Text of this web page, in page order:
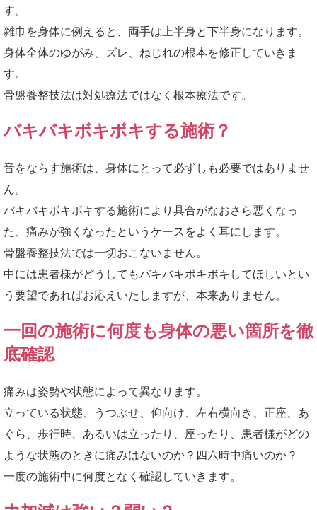
す。
雑巾を身体に例えると、両手は上半身と下半身になります。
身体全体のゆがみ、ズレ、ねじれの根本を修正していきま
す。
骨盤養整技法は対処療法ではなく根本療法です。
バキバキボキボキする施術？
音をならす施術は、身体にとって必ずしも必要ではありませ
ん。
バキバキボキボキする施術により具合がなおさら悪くなっ
た、痛みが強くなったというケースをよく耳にします。
骨盤養整技法では一切おこないません。
中には患者様がどうしてもバキバキボキボキしてほしいとい
う要望であればお応えいたしますが、本来ありません。
一回の施術に何度も身体の悪い箇所を徹
底確認
痛みは姿勢や状態によって異なります。
立っている状態、うつぶせ、仰向け、左右横向き、正座、あ
ぐら、歩行時、あるいは立ったり、座ったり、患者様がどの
ような状態のときに痛みはないのか？四六時中痛いのか？
一度の施術中に何度となく確認していきます。